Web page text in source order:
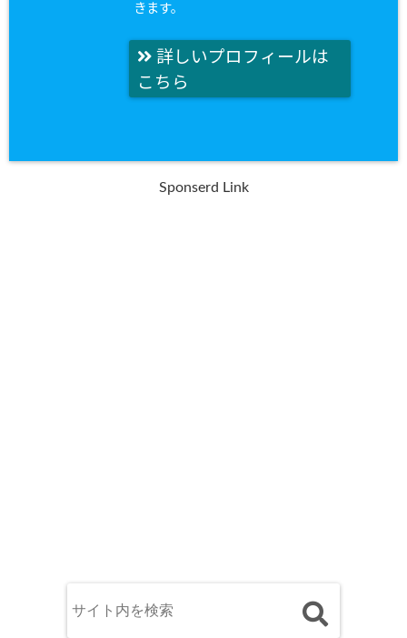
きます。
詳しいプロフィールは
こちら
Sponserd Link